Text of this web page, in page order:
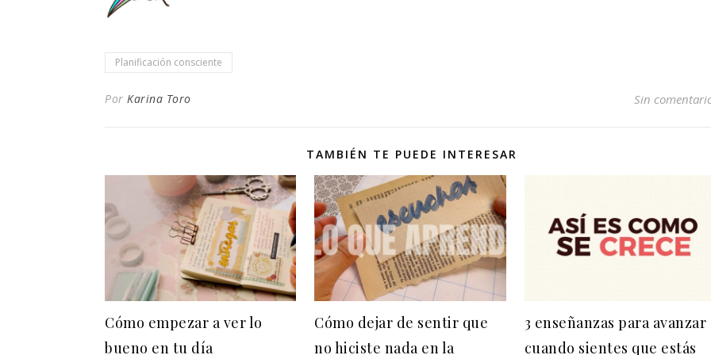
Planificación consciente
Por Karina Toro Sin
TAMBIÉN TE PUEDE INTERESAR
Cómo empezar a ver lo
bueno en tu día
Cómo dejar de sentir que
no hiciste nada en la
3 enseñanzas para avanzar
cuando sientes que estás